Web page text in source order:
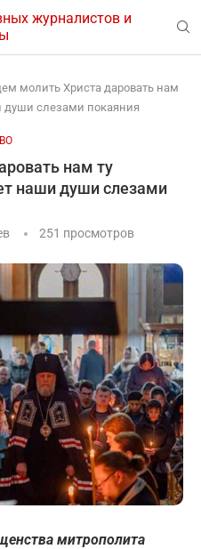
журналистов и
молить Христа даровать нам
души слезами покаяния
нам ту
наши души слезами
251 просмотров
митрополита